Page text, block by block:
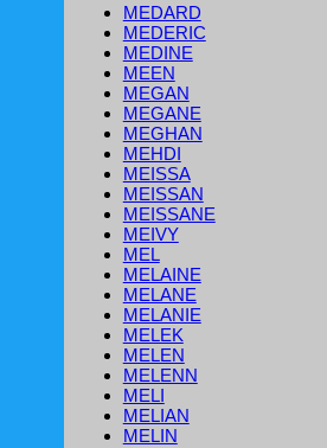
MEDARD
MEDERIC
MEDINE
MEEN
MEGAN
MEGANE
MEGHAN
MEHDI
MEISSA
MEISSAN
MEISSANE
MEIVY
MEL
MELAINE
MELANE
MELANIE
MELEK
MELEN
MELENN
MELI
MELIAN
MELIN